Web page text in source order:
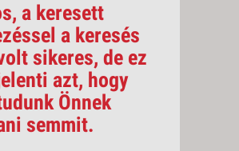
a keresett
a keresés
sikeres, de ez
azt, hogy
Önnek
semmit.